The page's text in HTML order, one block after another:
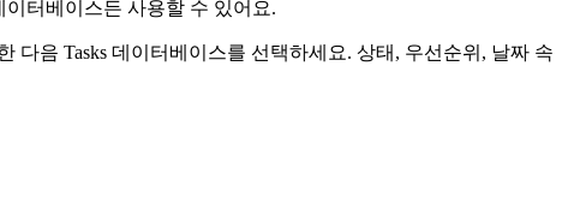
이터베이스든 사용할 수 있어요.
다음 Tasks 데이터베이스를 선택하세요. 상태, 우선순위, 날짜 속